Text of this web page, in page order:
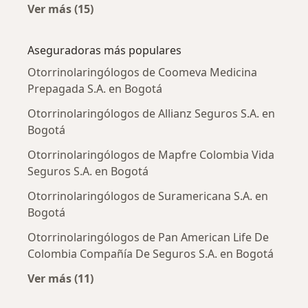
Ver más (15)
Aseguradoras más populares
Otorrinolaringólogos de Coomeva Medicina
Prepagada S.A. en Bogotá
Otorrinolaringólogos de Allianz Seguros S.A. en
Bogotá
Otorrinolaringólogos de Mapfre Colombia Vida
Seguros S.A. en Bogotá
Otorrinolaringólogos de Suramericana S.A. en
Bogotá
Otorrinolaringólogos de Pan American Life De
Colombia Compañía De Seguros S.A. en Bogotá
Ver más (11)